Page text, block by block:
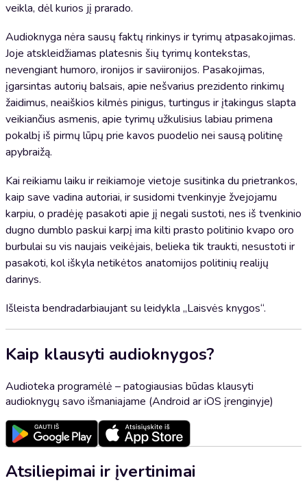
veikla, dėl kurios jį prarado.
Audioknyga nėra sausų faktų rinkinys ir tyrimų atpasakojimas.
Joje atskleidžiamas platesnis šių tyrimų kontekstas,
nevengiant humoro, ironijos ir saviironijos. Pasakojimas,
įgarsintas autorių balsais, apie nešvarius prezidento rinkimų
žaidimus, neaiškios kilmės pinigus, turtingus ir įtakingus slapta
veikiančius asmenis, apie tyrimų užkulisius labiau primena
pokalbį iš pirmų lūpų prie kavos puodelio nei sausą politinę
apybraižą.
Kai reikiamu laiku ir reikiamoje vietoje susitinka du prietrankos,
kaip save vadina autoriai, ir susidomi tvenkinyje žvejojamu
karpiu, o pradėję pasakoti apie jį negali sustoti, nes iš tvenkinio
dugno dumblo paskui karpį ima kilti prasto politinio kvapo oro
burbulai su vis naujais veikėjais, belieka tik traukti, nesustoti ir
pasakoti, kol iškyla netikėtos anatomijos politinių realijų
darinys.
Išleista bendradarbiaujant su leidykla „Laisvės knygos“.
Kaip klausyti audioknygos?
Audioteka programėlė – patogiausias būdas klausyti
audioknygų savo išmaniajame (Android ar iOS įrenginyje)
Atsiliepimai ir įvertinimai